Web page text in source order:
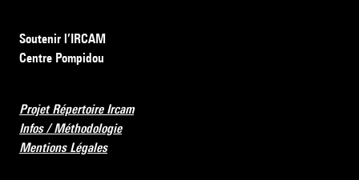
Soutenir l’IRCAM
Centre Pompidou
Projet Répertoire Ircam
Infos / Méthodologie
Mentions Légales